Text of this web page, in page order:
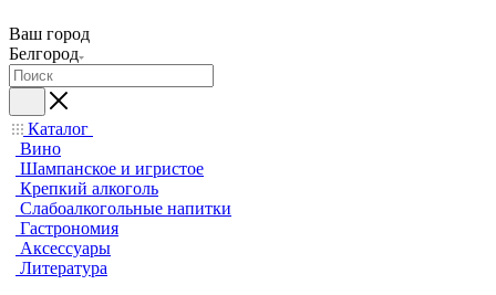
Ваш город
Белгород
Каталог
Вино
Шампанское и игристое
Крепкий алкоголь
Слабоалкогольные напитки
Гастрономия
Аксессуары
Литература